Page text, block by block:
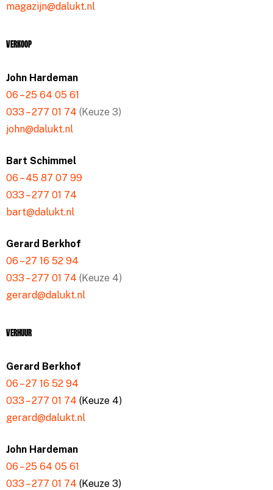
magazijn@dalukt.nl
Verkoop
John Hardeman
06 – 25 64 05 61
033 – 277 01 74 (Keuze 3)
john@dalukt.nl
Bart Schimmel
06 – 45 87 07 99
033 – 277 01 74
bart@dalukt.nl
Gerard Berkhof
06 – 27 16 52 94
033 – 277 01 74 (Keuze 4)
gerard@dalukt.nl
Verhuur
Gerard Berkhof
06 – 27 16 52 94
033 – 277 01 74 (Keuze 4)
gerard@dalukt.nl
John Hardeman
06 – 25 64 05 61
033 – 277 01 74 (Keuze 3)